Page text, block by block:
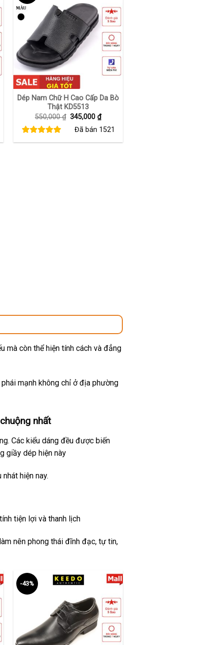
₫.
+
Dép Nam Chữ H Cao Cấp Da Bò
Thật KD5513
550,000₫ Giá
là:
345,000₫Giá
hiện
tại
345,000 ₫.
Đã bán 1521
còn thể hiện tính cách và đẳng
mạnh không chỉ ở địa phường
nhất
Các kiểu dáng đều được biến
giầy dép hiện này
hiện nay.
tiện lợi và thanh lịch
nên phong thái đĩnh đạc, tự tin,
-43%